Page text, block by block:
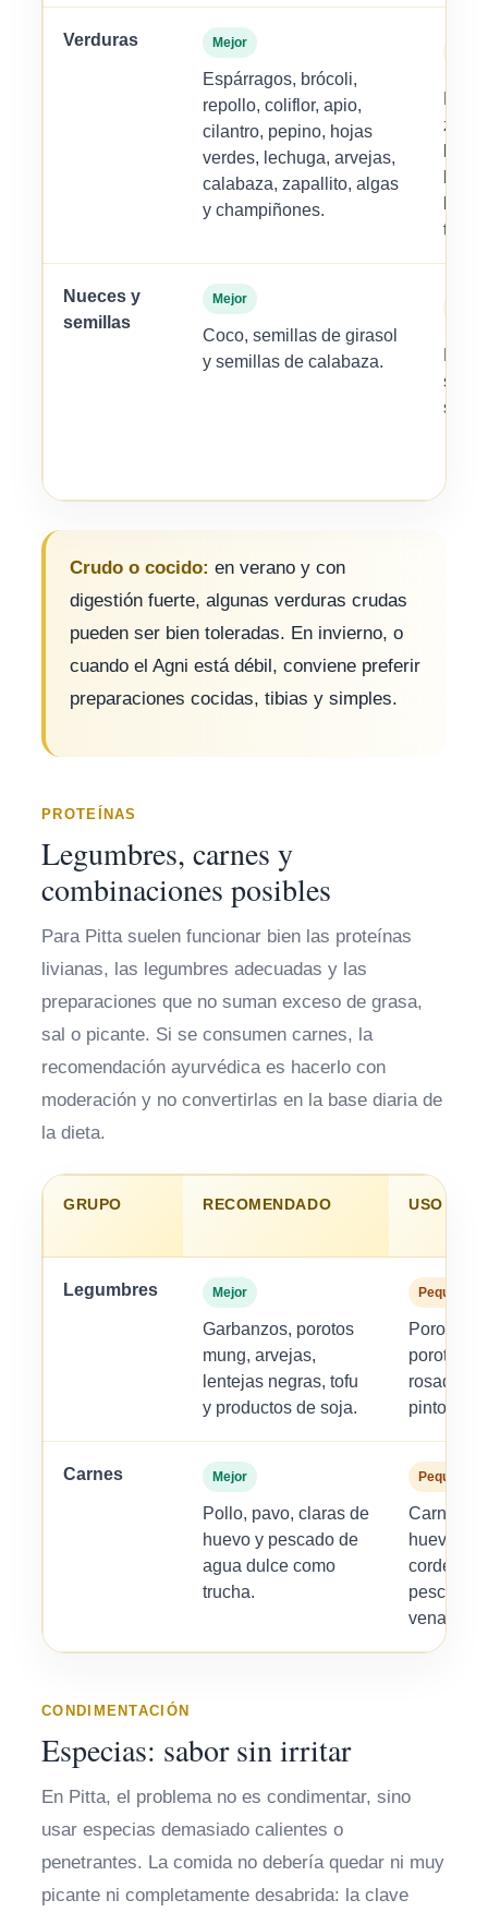
Verduras Mejor
Espárragos, brócoli,
repollo, coliflor, apio,
cilantro, pepino, hojas
verdes, lechuga, arvejas,
calabaza, zapallito, algas
y champiñones.
Nueces y
semillas
Mejor
Coco, semillas de girasol
y semillas de calabaza.
Crudo o cocido: en verano y con
digestión fuerte, algunas verduras crudas
pueden ser bien toleradas. En invierno, o
cuando el Agni está débil, conviene preferir
preparaciones cocidas, tibias y simples.
PROTEÍNAS
Legumbres, carnes y
combinaciones posibles
Para Pitta suelen funcionar bien las proteínas
livianas, las legumbres adecuadas y las
preparaciones que no suman exceso de grasa,
sal o picante. Si se consumen carnes, la
recomendación ayurvédica es hacerlo con
moderación y no convertirlas en la base diaria de
la dieta.
GRUPO RECOMENDADO USO
Legumbres Mejor
Garbanzos, porotos
mung, arvejas,
lentejas negras, tofu
y productos de soja.
Pequeñas
Porotos
porotos
rosados,
pinto.
Carnes Mejor
Pollo, pavo, claras de
huevo y pescado de
agua dulce como
trucha.
Pequeñas
Carne
huevo
cordero,
pescado
venado.
CONDIMENTACIÓN
Especias: sabor sin irritar
En Pitta, el problema no es condimentar, sino
usar especias demasiado calientes o
penetrantes. La comida no debería quedar ni muy
picante ni completamente desabrida: la clave